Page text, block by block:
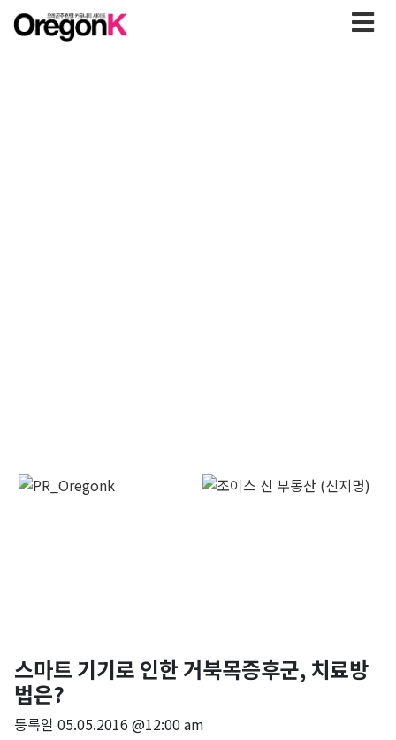
스마트 기기로 인한 거북목증후군, 치료방
법은?
등록일 05.05.2016 @12:00 am